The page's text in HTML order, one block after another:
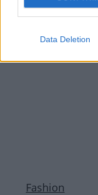
Data Deletion
ΔΙΑΦΗΜΙΣΗ
Fashion